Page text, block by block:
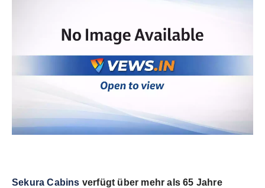
World
Agency News
PR Spot
Sekura Cabins verfügt über mehr als 65 Jahre